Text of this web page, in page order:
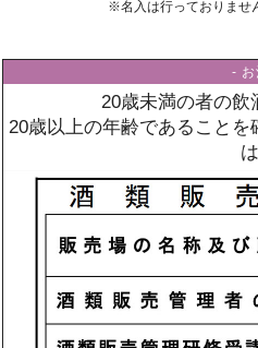
※名入は行っておりませ
- お
20歳未満の者の飲
20歳以上の年齢であること